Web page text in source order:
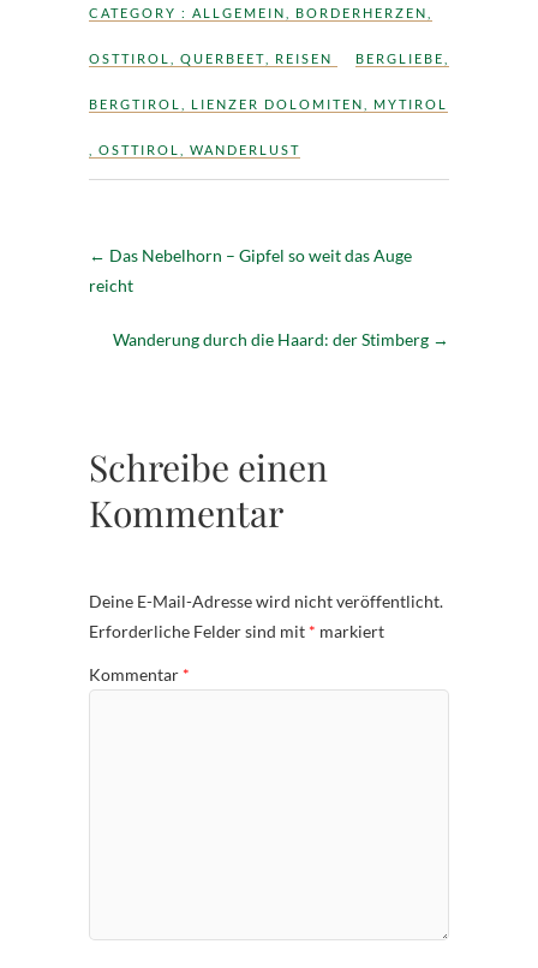
CATEGORY : ALLGEMEIN BORDERHERZEN
OSTTIROL QUERBEET REISEN BERGLIEBE
BERGTIROL LIENZER DOLOMITEN MYTIROL
OSTTIROL WANDERLUST
← Das Nebelhorn – Gipfel so weit das Auge
reicht
Wanderung durch die Haard: der Stimberg →
Schreibe einen
Kommentar
Deine E-Mail-Adresse wird nicht veröffentlicht.
Erforderliche Felder sind mit * markiert
Kommentar *